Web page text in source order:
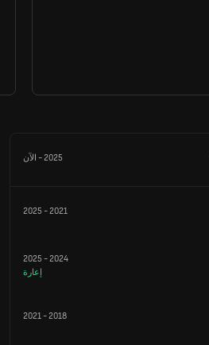
2025
- الآن
2021
-
2025
2024
-
2025
إعارة
2018
-
2021